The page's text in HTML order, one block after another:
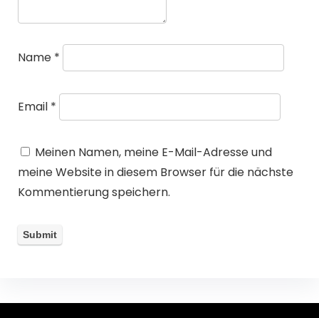
Name *
Email *
Meinen Namen, meine E-Mail-Adresse und
meine Website in diesem Browser für die nächste
Kommentierung speichern.